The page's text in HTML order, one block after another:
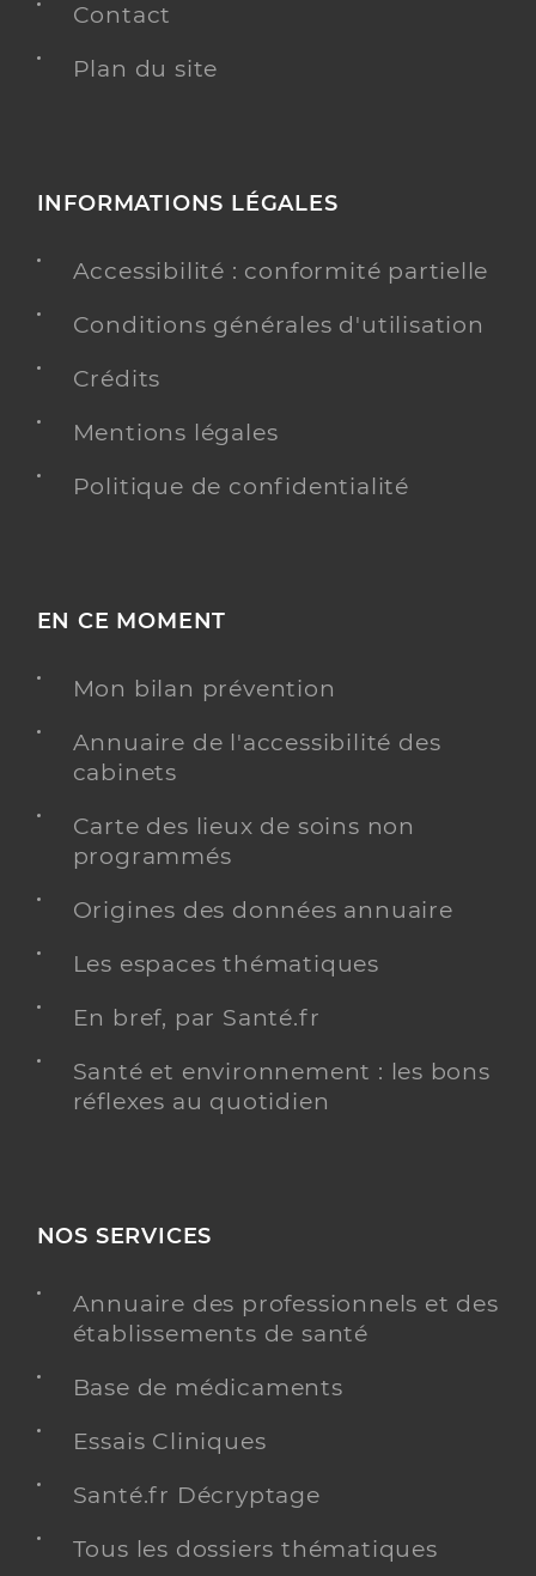
Contact
Plan du site
INFORMATIONS LÉGALES
Accessibilité : conformité partielle
Conditions générales d'utilisation
Crédits
Mentions légales
Politique de confidentialité
EN CE MOMENT
Mon bilan prévention
Annuaire de l'accessibilité des
cabinets
Carte des lieux de soins non
programmés
Origines des données annuaire
Les espaces thématiques
En bref, par Santé.fr
Santé et environnement : les bons
réflexes au quotidien
NOS SERVICES
Annuaire des professionnels et des
établissements de santé
Base de médicaments
Essais Cliniques
Santé.fr Décryptage
Tous les dossiers thématiques